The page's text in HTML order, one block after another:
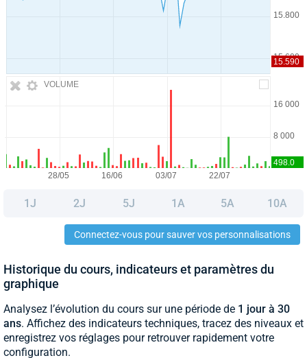
VOLUME
1J 2J 5J 1A 5A 10A
Connectez-vous pour sauver vos personnalisations
Historique du cours, indicateurs et paramètres du
graphique
Analysez l’évolution du cours sur une période de 1 jour à 30
ans. Affichez des indicateurs techniques, tracez des niveaux et
enregistrez vos réglages pour retrouver rapidement votre
configuration.